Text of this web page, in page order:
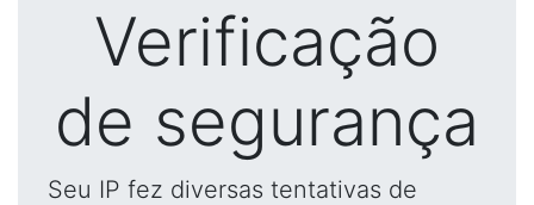
Verificação
de segurança
Seu IP fez diversas tentativas de